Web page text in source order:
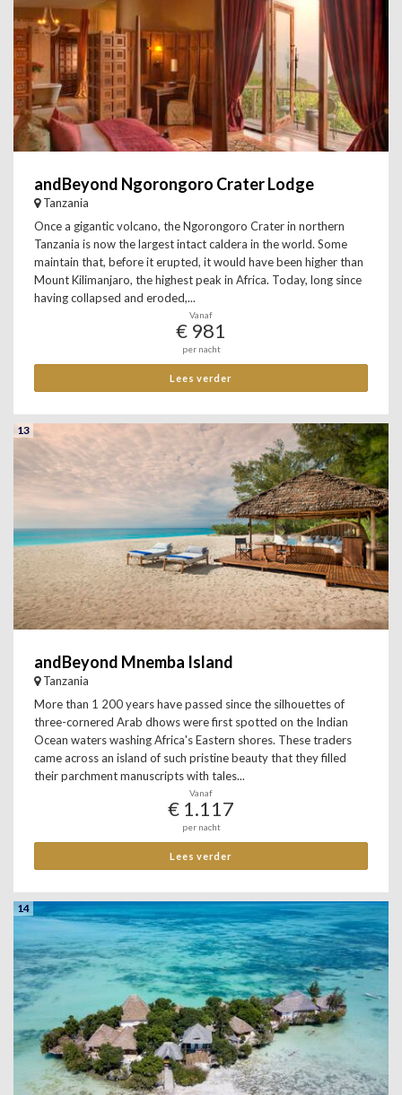
andBeyond Ngorongoro Crater Lodge
Tanzania
Once a gigantic volcano, the Ngorongoro Crater in northern
Tanzania is now the largest intact caldera in the world. Some
maintain that, before it erupted, it would have been higher than
Mount Kilimanjaro, the highest peak in Africa. Today, long since
having collapsed and eroded,...
Vanaf
€ 981
per nacht
Lees verder
13
andBeyond Mnemba Island
Tanzania
More than 1 200 years have passed since the silhouettes of
three-cornered Arab dhows were first spotted on the Indian
Ocean waters washing Africa's Eastern shores. These traders
came across an island of such pristine beauty that they filled
their parchment manuscripts with tales...
Vanaf
€ 1.117
per nacht
Lees verder
14